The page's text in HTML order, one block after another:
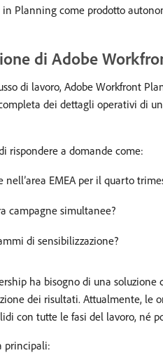
Planning come prodotto
di Adobe
di lavoro, Adobe Workfront
dei dettagli operativi di
rispondere a domande come:
EMEA per il quarto
campagne simultanee?
di sensibilizzazione?
ha bisogno di una
dei risultati. Attualmente,
con tutte le fasi del lavoro, né
principali: